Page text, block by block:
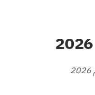
يوفر هذا المخطط التفاعلي عرضاً بصرياً لتوزيع أعضاء مجلس الشعب السوري لعام 2026